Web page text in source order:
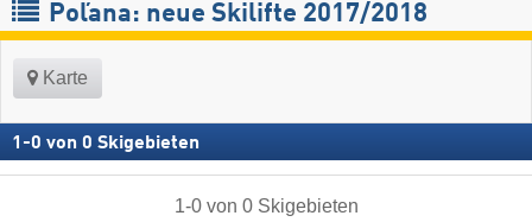
Poľana: neue Skilifte 2017/2018
Karte
1 -0 von 0 Skigebieten
1-0von 0 Skigebieten